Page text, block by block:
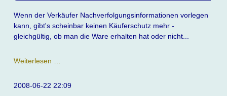
Wenn der Verkäufer Nachverfolgungsinformationen vorlegen
kann, gibt's scheinbar keinen Käuferschutz mehr -
gleichgültig, ob man die Ware erhalten hat oder nicht...
Weiterlesen …
mit
2008-06-22 22:09